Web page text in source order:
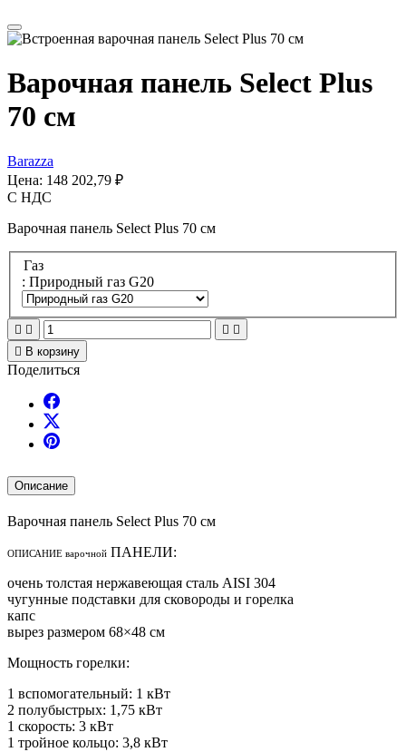
Варочная панель Select Plus
70 см
Barazza
Цена: 148 202,79 ₽
С НДС
Варочная панель Select Plus 70 см
Газ
: Природный газ G20
   
 В корзину
Поделиться
Описание
Варочная панель Select Plus 70 см
ОПИСАНИЕ варочной ПАНЕЛИ:
очень толстая нержавеющая сталь AISI 304
чугунные подставки для сковороды и горелка
капс
вырез размером 68×48 см
Мощность горелки:
1 вспомогательный: 1 кВт
2 полубыстрых: 1,75 кВт
1 скорость: 3 кВт
1 тройное кольцо: 3,8 кВт